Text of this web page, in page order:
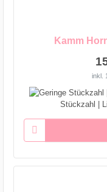
Kamm
inkl.
Stückzahl |